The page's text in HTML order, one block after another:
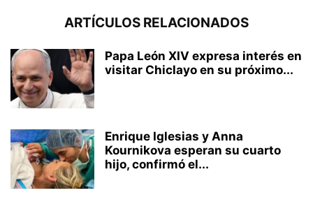
ARTÍCULOS RELACIONADOS
Papa León XIV expresa interés en
visitar Chiclayo en su próximo...
Enrique Iglesias y Anna
Kournikova esperan su cuarto
hijo, confirmó el...